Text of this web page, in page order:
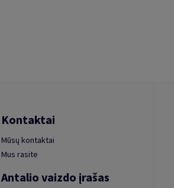
Kontaktai
Mūsų kontaktai
Mus rasite
Antalio vaizdo įrašas